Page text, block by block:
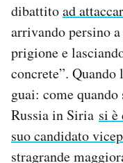
dibattitoad
arrivando persino
prigione e
concrete”.
guai: come
Russia in Siria si è
suo candidato
stragrande